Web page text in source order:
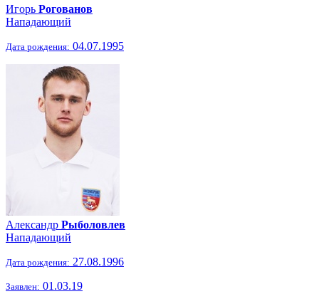
Игорь Рогованов
Нападающий
Дата рождения: 04.07.1995
Александр Рыболовлев
Нападающий
Дата рождения: 27.08.1996
Заявлен: 01.03.19